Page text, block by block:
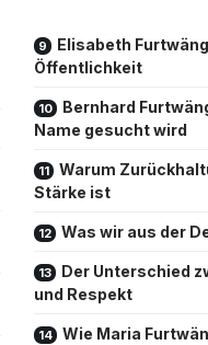
Elisabeth
Öffentlichkeit
Bernhard
Name gesucht wird
Warum
Stärke ist
Was wir aus der
Der Unterschied
und Respekt
Wie Maria